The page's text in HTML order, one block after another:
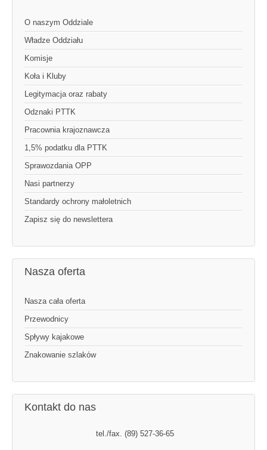
O naszym Oddziale
Władze Oddziału
Komisje
Koła i Kluby
Legitymacja oraz rabaty
Odznaki PTTK
Pracownia krajoznawcza
1,5% podatku dla PTTK
Sprawozdania OPP
Nasi partnerzy
Standardy ochrony małoletnich
Zapisz się do newslettera
Nasza oferta
Nasza cała oferta
Przewodnicy
Spływy kajakowe
Znakowanie szlaków
Kontakt do nas
tel./fax. (89) 527-36-65